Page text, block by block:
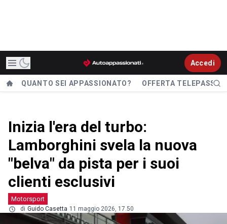
Accedi
QUANTO SEI APPASSIONATO? OFFERTA TELEPASS
Inizia l'era del turbo:
Lamborghini svela la nuova
"belva" da pista per i suoi
clienti esclusivi
Motorsport
di Guido Casetta 11 maggio 2026, 17.50